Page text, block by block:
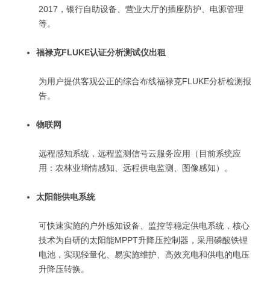
2017，银行自助设备、营业大厅的插座防护、电源管理
等。
福禄克FLUKE认证分析测试仪出租
为用户提供客观公正的综合布线福禄克FLUKE分析检测报
告。
物联网
远程感知系统，远程监测信号云服务应用（目前系统应
用：农林业墒情感知、远程供电监测、图像感知）。
太阳能供电系统
可快速实施的户外感知设备、监控等稳定供电系统，核心
技术为自研的太阳能MPPT升降压控制器，采用磷酸铁锂
电池，实现轻量化、易实施维护、高效充电和供电的电压
升降压转换。